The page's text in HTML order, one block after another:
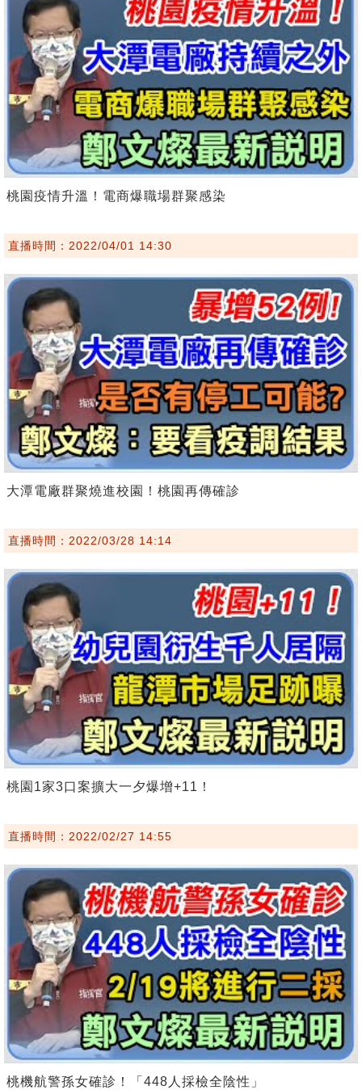
桃園疫情升溫！電商爆職場群聚感染
直播時間：2022/04/01 14:30
大潭電廠群聚燒進校園！桃園再傳確診
直播時間：2022/03/28 14:14
桃園1家3口案擴大一夕爆增+11！
直播時間：2022/02/27 14:55
桃機航警孫女確診！「448人採檢全陰性」